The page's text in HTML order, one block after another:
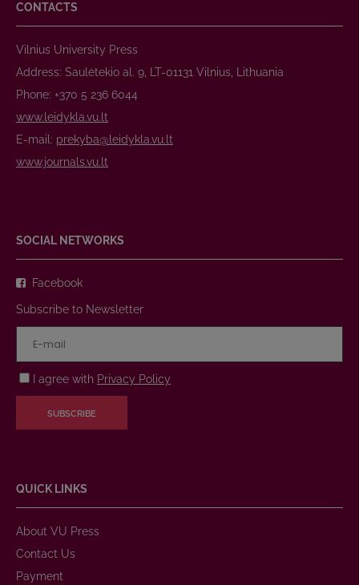
CONTACTS
Vilnius University Press
Address: Saulėtekio al. 9, LT-01131 Vilnius, Lithuania
Phone: +370 5 236 6044
www.leidykla.vu.lt
E-mail: prekyba@leidykla.vu.lt
www.journals.vu.lt
SOCIAL NETWORKS
Facebook
Subscribe to Newsletter
I agree with Privacy Policy
SUBSCRIBE
QUICK LINKS
About VU Press
Contact Us
Payment